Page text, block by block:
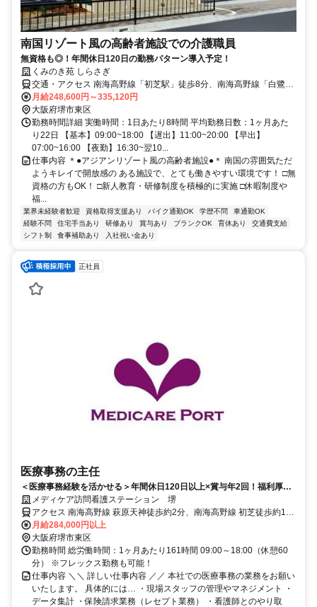
南国リゾート風の高齢者施設での介護職員
無資格も◎！年間休日120日の勤務パターン導入予定！
くみのき苑 しらさぎ
交通・アクセス 南海高野線「初芝駅」徒歩8分、南海高野線「白鷺
駅」徒歩10分 ※車・バイク通勤OK
月給248,600円～335,120円
大阪府堺市東区
勤務時間詳細 実働時間：1日あたり8時間 平均勤務日数：1ヶ月あた
り22日 【基本】09:00~18:00 【遅出】11:00~20:00 【早出】
07:00~16:00 【夜勤】16:30~翌10...
仕事内容 ＊●アジアンリゾート風の高齢者施設●＊ 南国の雰囲気ただ
ようキレイで開放感の ある施設で、とても働きやすい環境です！ □無
資格の方もOK！ □新人教育・研修制度を積極的に実施 □休暇制度や
福...
業界未経験者歓迎 資格取得支援あり バイク通勤OK 学歴不問
車通勤OK
経験不問
住宅手当あり 研修あり 賞与あり ブランクOK 育休あり
交通費支給
シフト制
食事補助あり 入社祝い金あり
正社員
医療事務の主任
＜医療事務経験を活かせる＞年間休日120日以上×賞与年2回！福利厚生
が充実◎TVCM放映中！
メディケア訪問看護ステーション 堺
アクセス 南海高野線 萩原天神徒歩約2分、南海高野線 初芝徒歩約14
分、南海高野線 北野田西出口徒歩約24分
月給284,000円以上
大阪府堺市東区
勤務時間 総労働時間：1ヶ月あたり161時間 09:00～18:00（休憩60
分） ※フレックス勤務も可能！
仕事内容 ＼＼ 詳しい仕事内容 ／／ 本社での医療事務の業務をお願い
いたします。 具体的には… ・現場スタッフの管理やマネジメント ・
データ集計 ・保険請求業務（レセプト業務） ・看護師とのやり取